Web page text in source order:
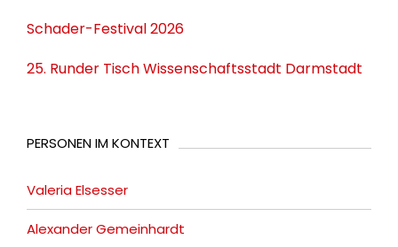
Schader-Festival 2026
25. Runder Tisch Wissenschaftsstadt Darmstadt
PERSONEN IM KONTEXT
Valeria Elsesser
Alexander Gemeinhardt